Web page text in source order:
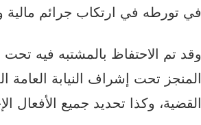
في تورطه في ارتكاب جرائم مالية
وقد تم الاحتفاظ بالمشتبه فيه
المنجز تحت إشراف النيابة
القضية، وكذا تحديد جميع الأفعال